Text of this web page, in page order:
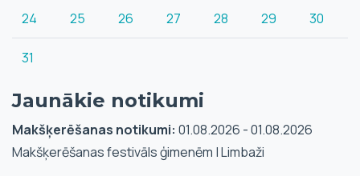
24 25 26 27 28 29 30
31
Jaunākie notikumi
Makšķerēšanas notikumi: 01.08.2026 - 01.08.2026
Makšķerēšanas festivāls ģimenēm | Limbaži